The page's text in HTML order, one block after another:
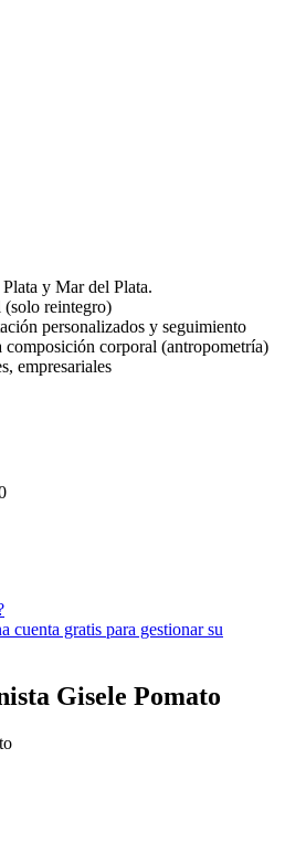
y Mar del Plata.
(solo reintegro)
personalizados y seguimiento
composición corporal (antropometría)
empresariales
cuenta gratis para gestionar su
Gisele Pomato